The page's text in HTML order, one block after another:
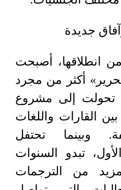
جديدة
انطلاقها، أصبحت
أكثر من مجرد
تحولت إلى مشروع
القارات واللغات
وبينما تحتفل
تبدو السنوات
من الترجمات